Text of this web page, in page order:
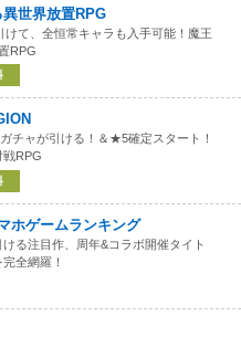
異世界放置RPG
て、全恒常キャラも入手可能！魔王
RPG
チャが引ける！＆★5確定スタート！
戦RPG
ホゲームランキング
る注目作、周年&コラボ開催タイト
全網羅！